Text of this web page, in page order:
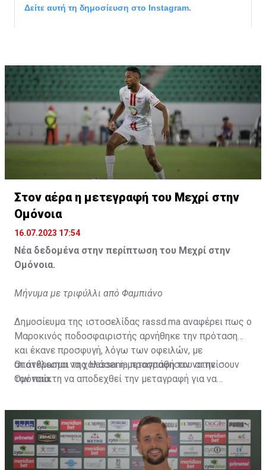
Δείτε αυτή τη δημοσίευση στο Instagram.
Στον αέρα η μετεγραφή του Μεχρί στην
Ομόνοια
16.07.2023 17:54
Νέα δεδομένα στην περίπτωση του Μεχρί στην
Ομόνοια.
Μήνυμα με τριφύλλι από Φαμπιάνο
Δημοσίευμα της ιστοσελίδας rassd.ma αναφέρει πως ο
Μαροκινός ποδοσφαιριστής αρνήθηκε την πρόταση
και έκανε προσφυγή, λόγω των οφειλών, με
αποτέλεσμα να χαλάσει η μεταγραφή του στην
Ομόνοια.
Οι άνθρωποι της Hassania προσπάθησαν να πείσουν
τον παίκτη να αποδεχθεί την μεταγραφή για να
μετακίνησή του, αλλά ο παίκτης αρνήθηκε και επέμεινε
να λύσει το συμβόλαιό του, ώστε να μετακομίσει
ελεύθερα σε οποιαδήποτε νέα ομάδα το τρέχον
καλοκαίρι.